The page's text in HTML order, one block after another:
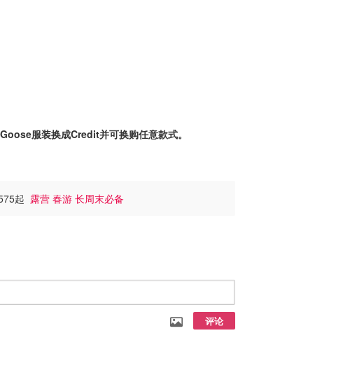
服装换成Credit并可换购任意款式。
起 露营 春游 长周末必备
评论